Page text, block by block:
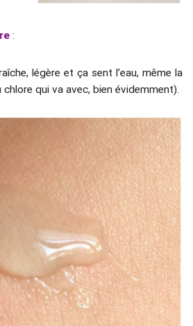
:
légère et ça sent l’eau, même la
chlore qui va avec, bien évidemment).